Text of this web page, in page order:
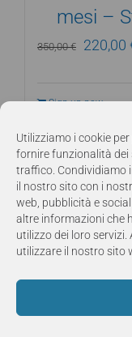
Utilizziamo i cookie
fornire funzionalità dei
traffico. Condividiamo
il nostro sito con i
web, pubblicità e
altre informazioni che
utilizzo dei loro
utilizzare il nostro sito
mesi –
350,00€
Il
350,00
220,00
Sign up now